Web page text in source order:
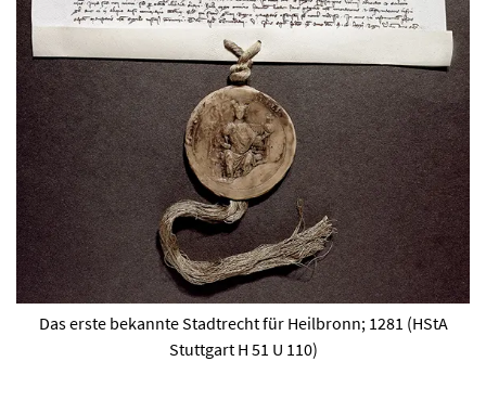
Das erste bekannte Stadtrecht für Heilbronn; 1281 (HStA
Stuttgart H 51 U 110)